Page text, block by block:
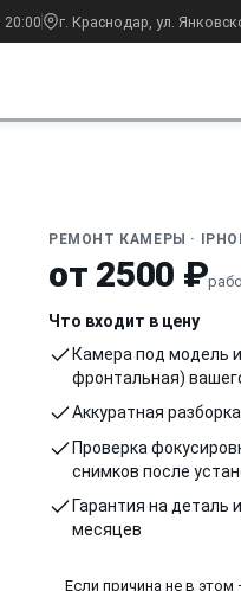
20:00 г. Краснодар, ул.
РЕМОНТ КАМЕРЫ ·
от 2500 ₽
Что входит в цену
Камера под модель
фронтальная)
Аккуратная
Проверка
снимков после
Гарантия на деталь
месяцев
Если причина не в